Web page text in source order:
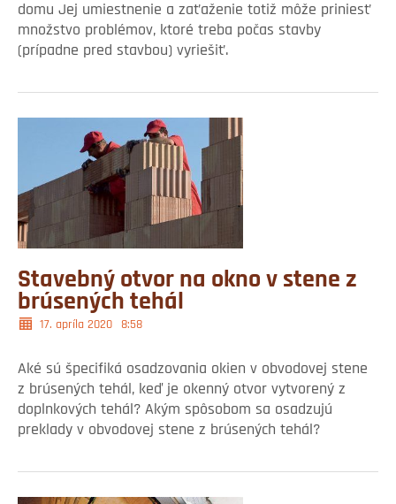
domu Jej umiestnenie a zaťaženie totiž môže priniesť
množstvo problémov, ktoré treba počas stavby
(prípadne pred stavbou) vyriešiť.
Stavebný otvor na okno v stene z
brúsených tehál
17. apríla 2020 8:58
Aké sú špecifiká osadzovania okien v obvodovej stene
z brúsených tehál, keď je okenný otvor vytvorený z
doplnkových tehál? Akým spôsobom sa osadzujú
preklady v obvodovej stene z brúsených tehál?